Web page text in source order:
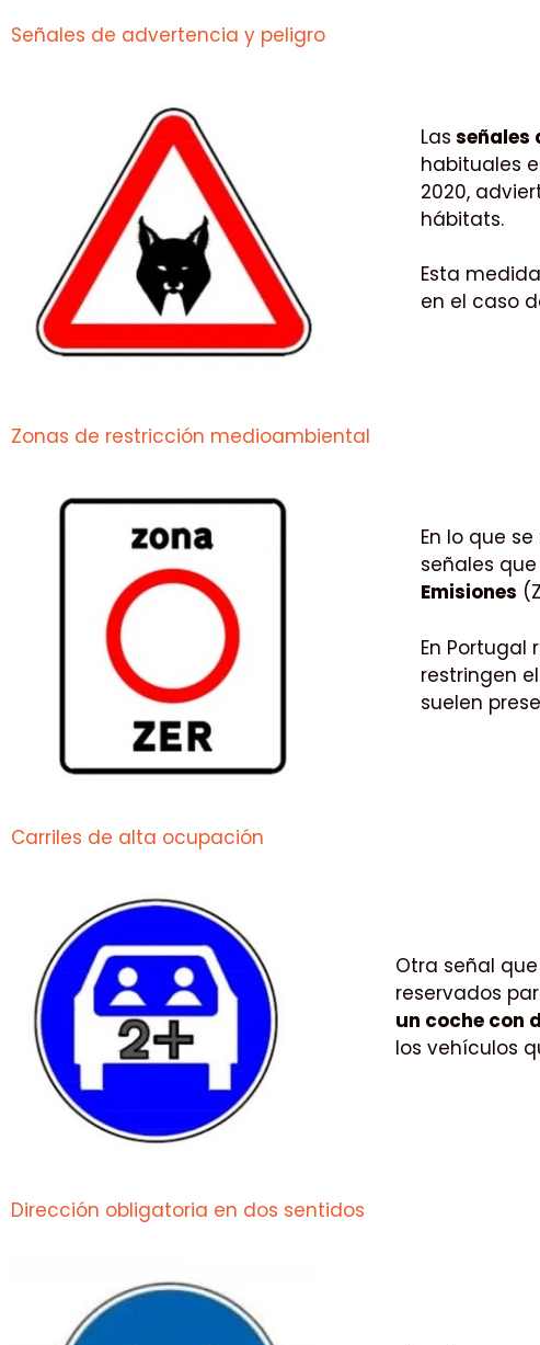
Señales de advertencia y peligro
Las señales
habituales
2020,
hábitats.
Esta
en el caso
Zonas de restricción medioambiental
En lo que
señales que
Emisiones
En Portugal
restringen
suelen
Carriles de alta ocupación
Otra señal
reservados
un coche con
los vehículos
Dirección obligatoria en dos sentidos